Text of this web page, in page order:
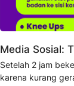
Media Sosial:
Setelah 2 jam
karena kurang